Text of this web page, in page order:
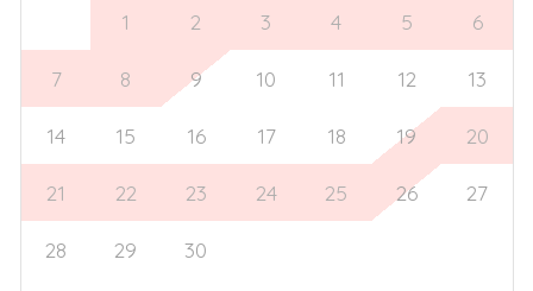
1 2 3 4 5 6
7 8 9 10 11 12 13
14 15 16 17 18 19 20
21 22 23 24 25 26 27
28 29 30